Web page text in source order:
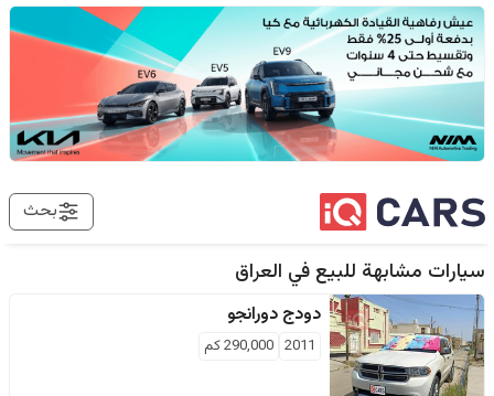
بحث
سيارات مشابهة للبيع في العراق
دودج دورانجو
2011
290,000كم